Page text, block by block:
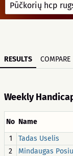
Pūčkorių hcp
RESULTS COMPARE
Weekly
No Name
1
Tadas Uselis
2
Mindaugas